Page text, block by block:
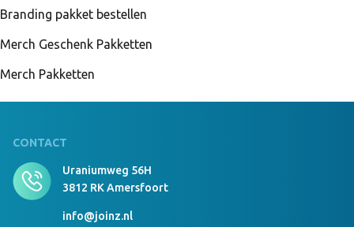
Branding pakket bestellen
Merch Geschenk Pakketten
Merch Pakketten
CONTACT
Uraniumweg 56H
3812 RK Amersfoort
info@joinz.nl